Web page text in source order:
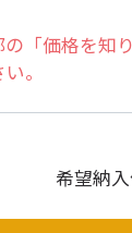
「価格を知
。
希望納